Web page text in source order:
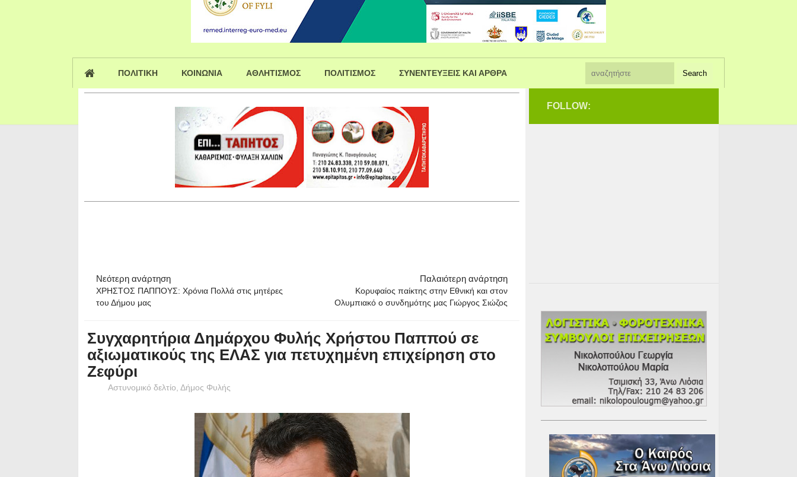
ΠΟΛΙΤΙΚΗ ΚΟΙΝΩΝΙΑ ΑΘΛΗΤΙΣΜΟΣ ΠΟΛΙΤΙΣΜΟΣ ΣΥΝΕΝΤΕΥΞΕΙΣ ΚΑΙ ΑΡΘΡΑ
Νεότερη ανάρτηση
ΧΡΗΣΤΟΣ ΠΑΠΠΟΥΣ: Χρόνια Πολλά στις μητέρες
του Δήμου μας
Παλαιότερη ανάρτηση
Κορυφαίος παίκτης στην Εθνική και στον
Ολυμπιακό ο συνδημότης μας Γιώργος Σιώζος
Συγχαρητήρια Δημάρχου Φυλής Χρήστου Παππού σε
αξιωματικούς της ΕΛΑΣ για πετυχημένη επιχείρηση στο
Ζεφύρι
Αστυνομικό δελτίο Δήμος Φυλής
FOLLOW: